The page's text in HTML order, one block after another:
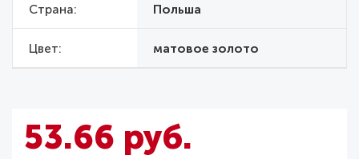
Страна Польша
Цвет матовое золото
53.66 руб.